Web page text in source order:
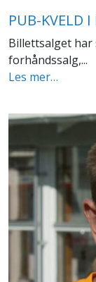
PUB-KVELD I
Billettsalget har
forhåndssalg,...
Les mer…